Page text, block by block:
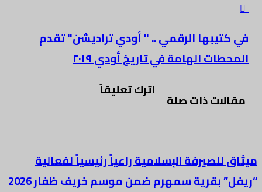
في كتيبها الرقمي .. " أودي تراديشن" تقدم
المحطات الهامة في تاريخ أودي ٢٠١٩
مقالات ذات صلة
ميثاق للصيرفة الإسلامية راعياً رئيسياً لفعالية
“ريفل” بقرية سمهرم ضمن موسم خريف ظفار 2026
اترك تعليقاً